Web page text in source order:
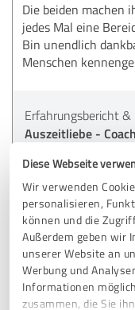
Diese Webseite
Wir verwenden
personalisieren,
können und die
Außerdem geben wir
unserer Website an
Werbung und
Informationen
zusammen, die Sie
Die beiden machen
jedes Mal eine
Bin unendlich
Menschen
Erfahrungsbericht
Auszeitliebe -
15.10.2024 Anonym
5,00 von 5
SEHR